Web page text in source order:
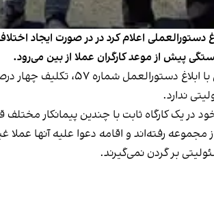
دستورالعملی اعلام کرد در در صورت ایجاد
پیش از موعد کارگران عملا از بین می‌رود.
وزارت کار روز ۹ خرداد
ندارد.
در یک کارگاه ثابت با چندین پیمانکار
از مجموعه رفته‌اند و اقامه دعوا علیه
بر گردن نمی‌گیرند.